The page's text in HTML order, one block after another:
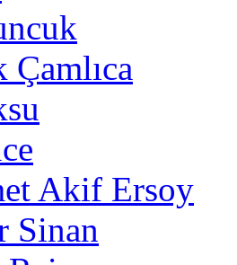
Çamlıca
Akif Ersoy
Sinan